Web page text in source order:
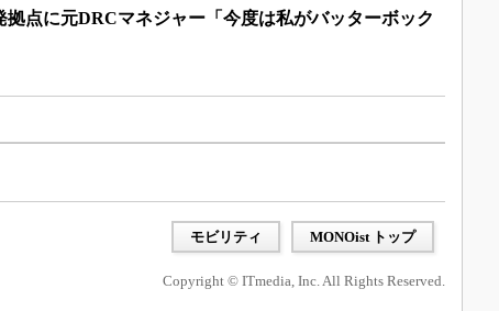
拠点に元DRCマネジャー「今度は私がバッターボック
モビリティ MONOist トップ
Copyright © ITmedia, Inc. All Rights Reserved.